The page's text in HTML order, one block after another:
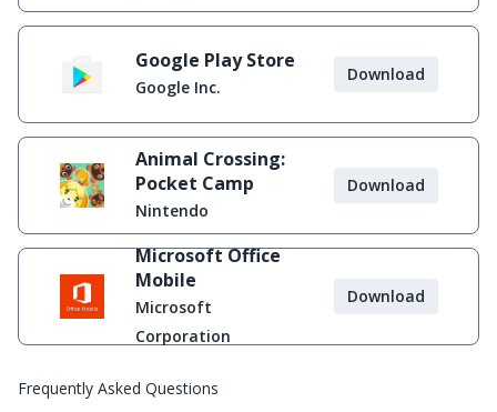
Google Play Store
Google Inc.
Download
Animal Crossing:
Pocket Camp
Nintendo
Download
Microsoft Office
Mobile
Microsoft
Corporation
Download
Frequently Asked Questions